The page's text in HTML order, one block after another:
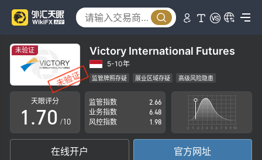
未验证 Victory International Futures
5-10年
监管牌照存疑 展业区域存疑 高级风险隐患
天眼评分
0
1
2
.
3
4
5
6
7
8
0
1
/10
监管指数
2.66
业务指数
6.48
风控指数
1.98
在线开户 官方网址